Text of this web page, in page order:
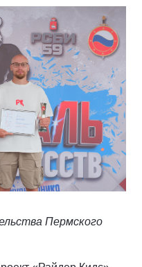
Пермского